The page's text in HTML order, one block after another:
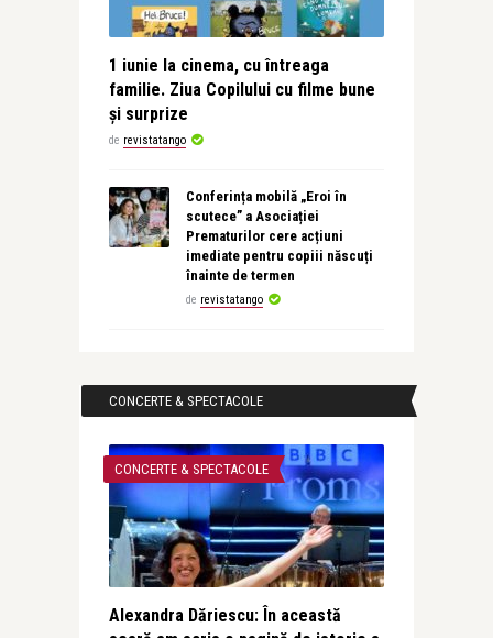
1 iunie la cinema, cu întreaga
familie. Ziua Copilului cu filme bune
și surprize
de revistatango
Conferința mobilă „Eroi în
scutece” a Asociației
Prematurilor cere acțiuni
imediate pentru copiii născuți
înainte de termen
de revistatango
CONCERTE & SPECTACOLE
CONCERTE & SPECTACOLE
Alexandra Dăriescu: În această